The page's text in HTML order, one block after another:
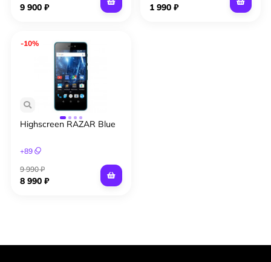
9 900 ₽ 1 990 ₽
-10%
Highscreen RAZAR Blue
+89
9 990 ₽
8 990 ₽